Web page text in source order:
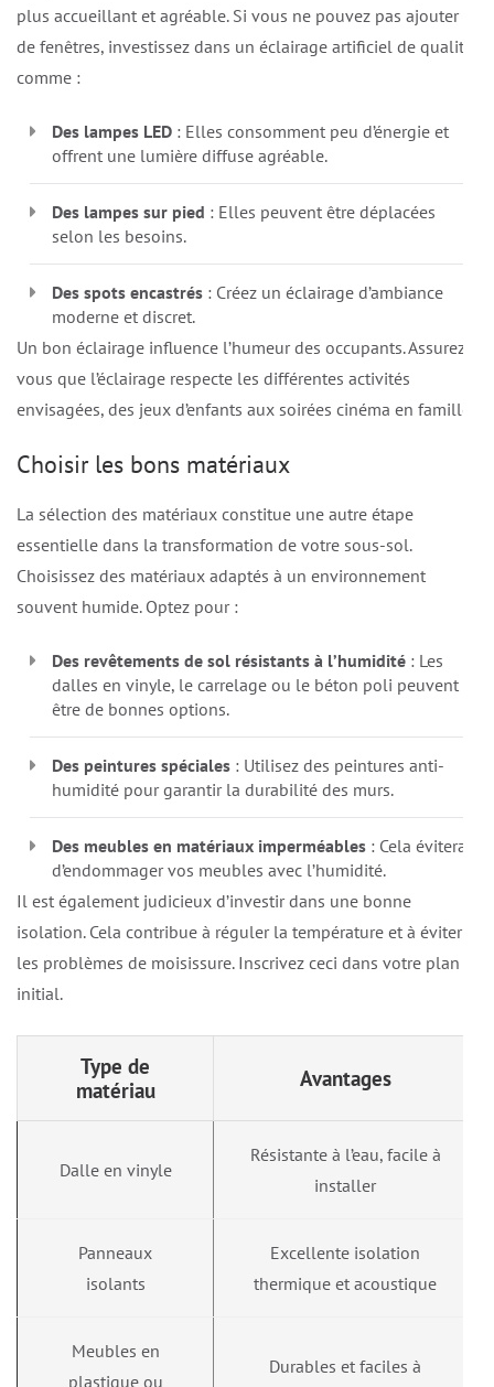
plus accueillant et agréable. Si vous ne pouvez pas ajouter
de fenêtres, investissez dans un éclairage artificiel de qualité,
comme :
Des lampes LED : Elles consomment peu d’énergie et
offrent une lumière diffuse agréable.
Des lampes sur pied : Elles peuvent être déplacées
selon les besoins.
Des spots encastrés : Créez un éclairage d’ambiance
moderne et discret.
Un bon éclairage influence l’humeur des occupants. Assurez-
vous que l’éclairage respecte les différentes activités
envisagées, des jeux d’enfants aux soirées cinéma en famille.
Choisir les bons matériaux
La sélection des matériaux constitue une autre étape
essentielle dans la transformation de votre sous-sol.
Choisissez des matériaux adaptés à un environnement
souvent humide. Optez pour :
Des revêtements de sol résistants à l’humidité : Les
dalles en vinyle, le carrelage ou le béton poli peuvent
être de bonnes options.
Des peintures spéciales : Utilisez des peintures anti-
humidité pour garantir la durabilité des murs.
Des meubles en matériaux imperméables : Cela évitera
d’endommager vos meubles avec l’humidité.
Il est également judicieux d’investir dans une bonne
isolation. Cela contribue à réguler la température et à éviter
les problèmes de moisissure. Inscrivez ceci dans votre plan
initial.
Type de
matériau
Avantages
Dalle en vinyle
Résistante à l’eau, facile à
installer
Panneaux
isolants
Excellente isolation
thermique et acoustique
Meubles en
plastique ou
Durables et faciles à